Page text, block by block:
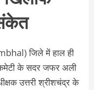
जिले में हाल ही
के सदर जफर अली
उत्तरी श्रीशचंद्र के